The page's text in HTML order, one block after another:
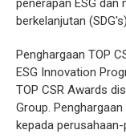
penerapan ESG dan
berkelanjutan
Penghargaan TOP
ESG Innovation
TOP CSR Awards
Group.
kepada